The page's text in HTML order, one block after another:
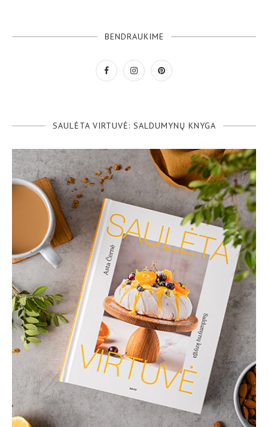
BENDRAUKIME
SAULĖTA VIRTUVĖ: SALDUMYNŲ KNYGA